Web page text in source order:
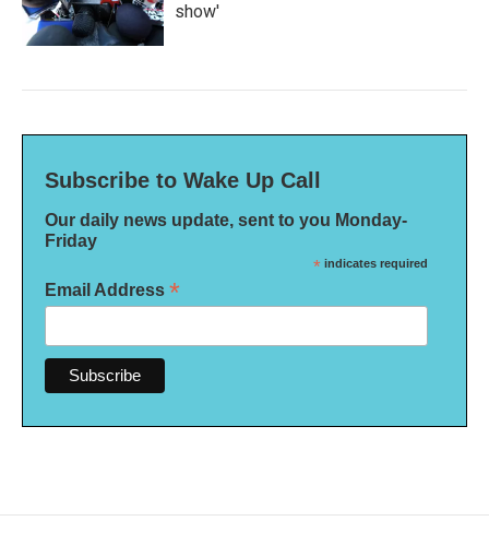
show'
Subscribe to Wake Up Call
Our daily news update, sent to you Monday-
Friday
* indicates required
Email Address *